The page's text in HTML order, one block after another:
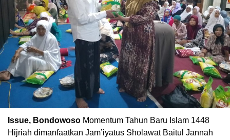
Issue, Bondowoso Momentum Tahun Baru Islam 1448
Hijriah dimanfaatkan Jam’iyatus Sholawat Baitul Jannah